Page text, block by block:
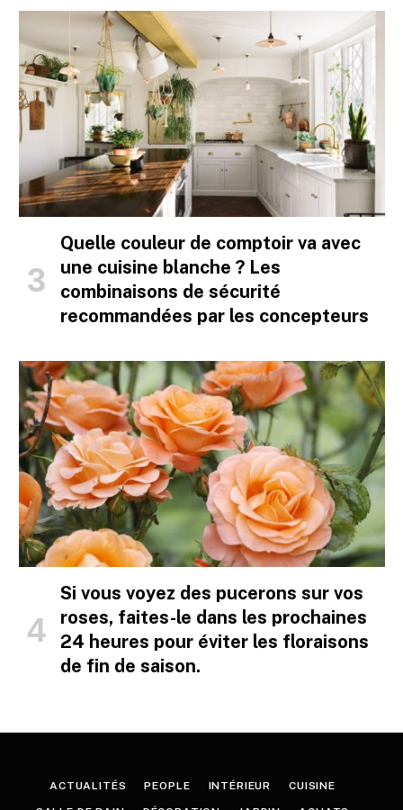
Quelle couleur de comptoir va avec
une cuisine blanche ? Les
combinaisons de sécurité
recommandées par les concepteurs
Si vous voyez des pucerons sur vos
roses, faites-le dans les prochaines
24 heures pour éviter les floraisons
de fin de saison.
ACTUALITÉS PEOPLE INTÉRIEUR CUISINE